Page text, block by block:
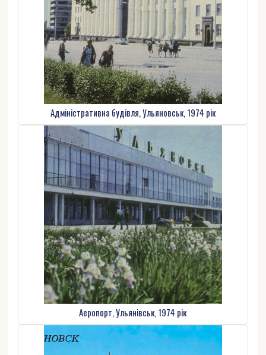
Адміністративна будівля, Ульяновськ, 1974 рік
Аеропорт, Ульянівськ, 1974 рік